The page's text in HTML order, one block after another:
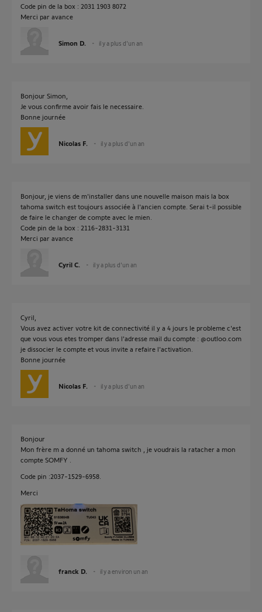
Code pin de la box : 2031 1903 8072
Merci par avance
Simon D. il y a plus d'un an
Bonjour Simon,
Je vous confirme avoir fais le necessaire.
Bonne journée
Nicolas F. il y a plus d'un an
Bonjour, je viens de m'installer dans une nouvelle maison mais la box
tahoma switch est toujours associée à l'ancien compte. Serai t-il possible
de faire le changer de compte avec le mien.
Code pin de la box : 2116-2831-3131
Merci par avance
Cyril C. il y a plus d'un an
Cyril,
Vous avez activer votre kit de connectivité il y a 4 jours le probleme c'est
que vous vous etes tromper dans l'adresse mail du compte : @outloo.com
je dissocier le compte et vous invite a refaire l'activation.
Bonne journée
Nicolas F. il y a plus d'un an
Bonjour
Mon frère m a donné un tahoma switch , je voudrais la ratacher a mon
compte SOMFY .
Code pin :2037-1529-6958.
Merci
franck D. il y a environ un an